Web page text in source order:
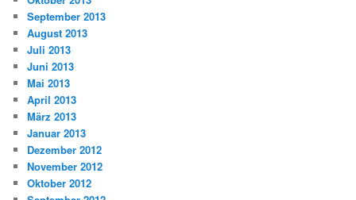
September 2013
August 2013
Juli 2013
Juni 2013
Mai 2013
April 2013
März 2013
Januar 2013
Dezember 2012
November 2012
Oktober 2012